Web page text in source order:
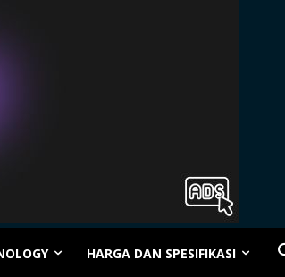
HARGA DAN SPESIFIKASI